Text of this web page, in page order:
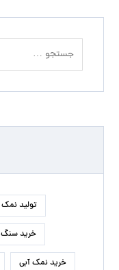
تولید
خرید
خرید نمک آبی